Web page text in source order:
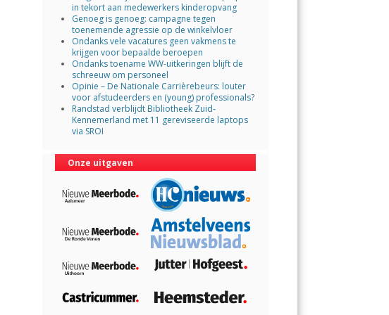
in tekort aan medewerkers kinderopvang
Genoeg is genoeg: campagne tegen
toenemende agressie op de winkelvloer
Ondanks vele vacatures geen vakmens te
krijgen voor bepaalde beroepen
Ondanks toename WW-uitkeringen blijft de
schreeuw om personeel
Opinie – De Nationale Carrièrebeurs: louter
voor afstudeerders en (young) professionals?
Randstad verblijdt Bibliotheek Zuid-
Kennemerland met 11 gereviseerde laptops
via SROI
Onze uitgaven